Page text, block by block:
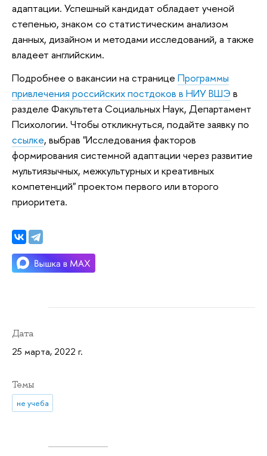
адаптации. Успешный кандидат обладает ученой
степенью, знаком со статистическим анализом
данных, дизайном и методами исследований, а также
владеет английским.
Подробнее о вакансии на странице Программы
привлечения российских постдоков в НИУ ВШЭ в
разделе Факультета Социальных Наук, Департамент
Психологии. Чтобы откликнуться, подайте заявку по
ссылке, выбрав "Исследования факторов
формирования системной адаптации через развитие
мультиязычных, межкультурных и креативных
компетенций" проектом первого или второго
приоритета.
Дата
25 марта, 2022 г.
Темы
не учеба